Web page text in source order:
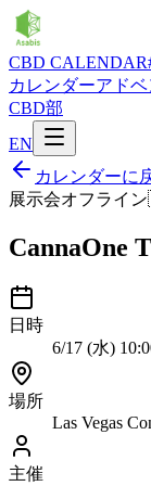
CBD CALENDAR
カレンダーアド
CBD部
EN
カレンダーに
展示会オフライン
CannaOne
日時
6/17 (水)
場所
Las Vegas
主催